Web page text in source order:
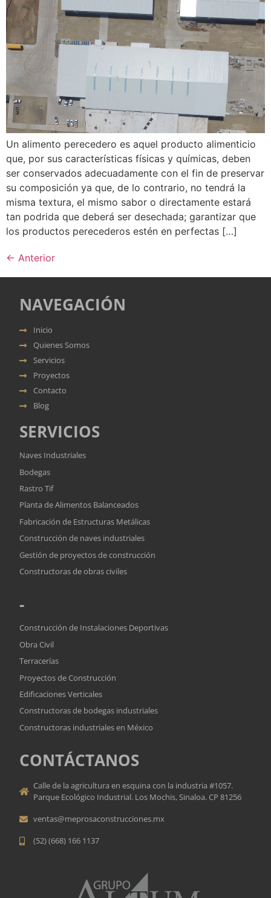
Un alimento perecedero es aquel producto alimenticio
que, por sus características físicas y químicas, deben
ser conservados adecuadamente con el fin de preservar
su composición ya que, de lo contrario, no tendrá la
misma textura, el mismo sabor o directamente estará
tan podrida que deberá ser desechada; garantizar que
los productos perecederos estén en perfectas […]
← Anterior
NAVEGACIÓN
Inicio
Quienes Somos
Servicios
Proyectos
Contacto
Blog
SERVICIOS
Naves Industriales
Bodegas
Rastro Tif
Planta de Alimentos Balanceados
Fabricación de Estructuras Metálicas
Construcción de naves industriales
Gestión de proyectos de construcción
Constructoras de obras civiles
-
Construcción de Instalaciones Deportivas
Obra Civil
Terracerías
Proyectos de Construcción
Edificaciones Verticales
Constructoras de bodegas industriales
Constructoras industriales en México
CONTÁCTANOS
Calle de la agricultura en esquina con la industria #1057.
Parque Ecológico Industrial. Los Mochis, Sinaloa. CP 81256
ventas@meprosaconstrucciones.mx
(52) (668) 166 1137